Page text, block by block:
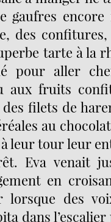
gaufres
des
tarte à la
pour aller
aux fruits
filets de
au
leur tour leur
Eva venait
en
lorsque des
dans